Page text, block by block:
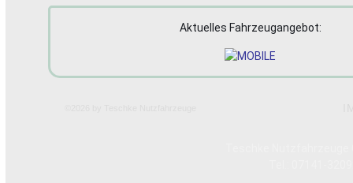
Aktuelles Fahrzeugangebot: